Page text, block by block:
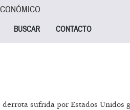
BUSCAR CONTACTO
sufrida por Estados Unidos